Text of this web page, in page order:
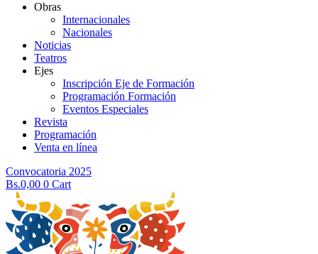
Obras
Internacionales
Nacionales
Noticias
Teatros
Ejes
Inscripción Eje de Formación
Programación Formación
Eventos Especiales
Revista
Programación
Venta en línea
Convocatoria 2025
Bs.0,00 0 Cart